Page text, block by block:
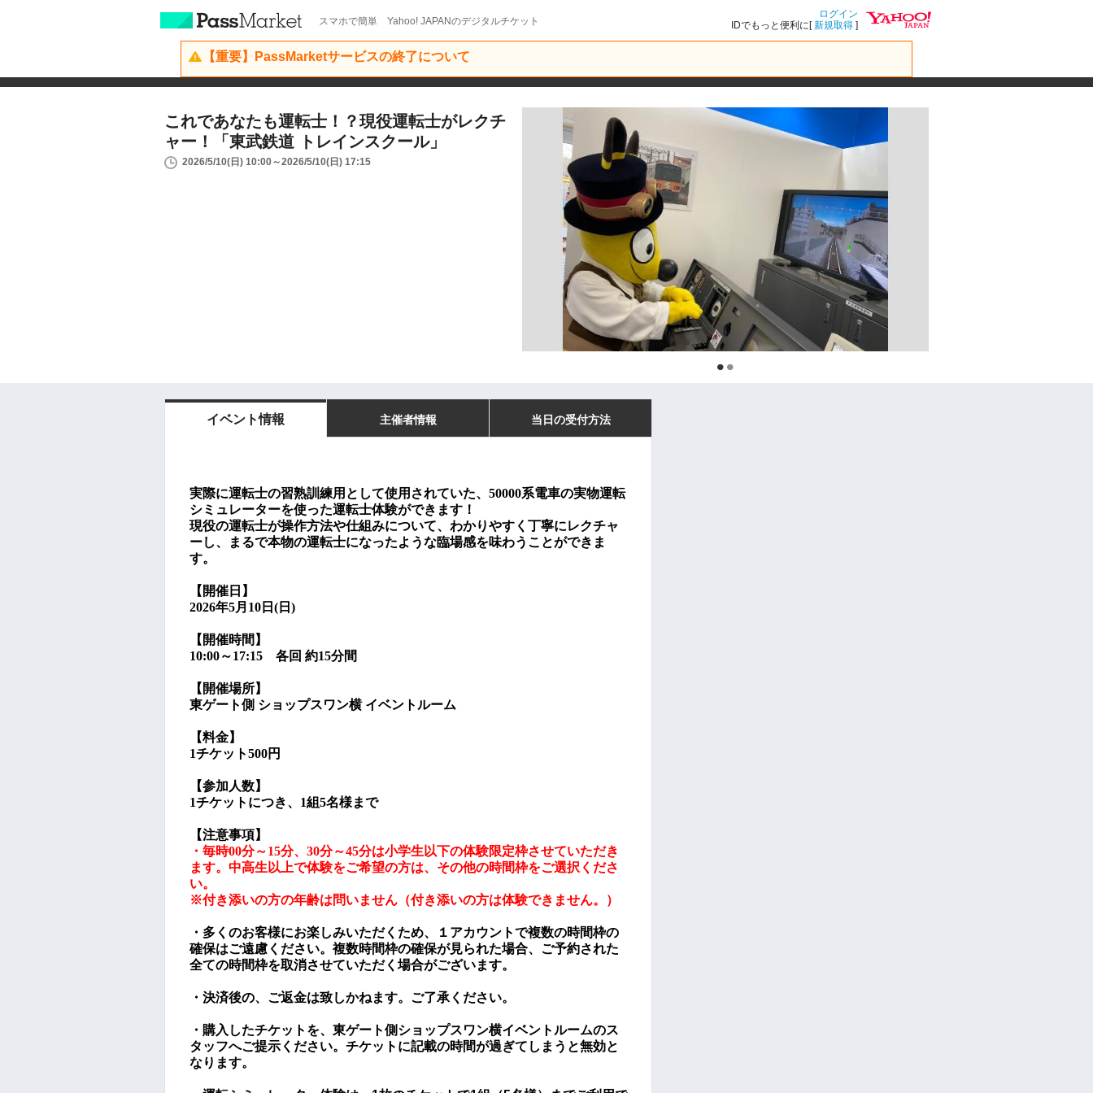
スマホで簡単 Yahoo! JAPANのデジタルチケット
ログイン
IDでもっと便利に[新規取得 ]
【重要】PassMarketサービスの終了について
これであなたも運転士！？現役運転士がレクチ
ャー！「東武鉄道 トレインスクール」
2026/5/10(日) 10:00～2026/5/10(日) 17:15
イベント情報 主催者情報 当日の受付方法
実際に運転士の習熟訓練用として使用されていた、 50000系電車の実物運転
シミュレーターを使った運転士体験ができます！
現役の運転士が操作方法や仕組みについて、わかりやすく丁寧にレクチャ
ーし、まるで本物の運転士になったような臨場感を味わうことができま
す。
【開催日】
2026年5月10日(日 )
【開催時間】
10:00～17:15 各回 約15分間
【開催場所】
東ゲート側 ショップスワン横 イベントルーム
【料金】
1チケット500円
【参加人数】
1チケットにつき、1組5名様まで
【注意事項】
・毎時00分～15分、30分～45分は小学生以下の体験限定枠させていただき
ます。中高生以上で体験をご希望の方は、その他の時間枠をご選択くださ
い。
※付き添いの方の年齢は問いません（付き添いの方は体験できません。）
・多くのお客様にお楽しみいただくため、１アカウントで複数の時間枠の
確保はご遠慮ください。複数時間枠の確保が見られた場合、ご予約された
全ての時間枠を取消させていただく場合がございます。
・決済後の、ご返金は致しかねます。ご了承ください。
・ 購入したチケットを、東ゲート側ショップスワン横イベントルームのス
タッフへご提示ください。チケットに記載の時間が過ぎてしまうと無効と
なります。